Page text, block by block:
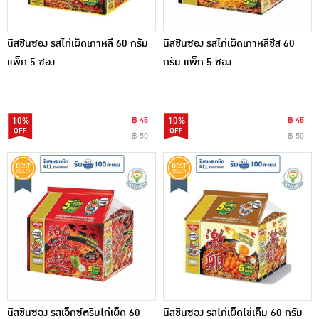
นิสชินซอง รสไก่เผ็ดเกาหลี 60 กรัม
แพ็ก 5 ซอง
10%
฿ 45
฿ 50
นิสชินซอง รสไก่เผ็ดเกาหลีชีส 60
กรัม แพ็ก 5 ซอง
10%
฿ 45
฿ 50
นิสชินซอง รสเอ็กซ์ตรีมไก่เผ็ด 60
นิสชินซอง รสไก่เผ็ดไข่เค็ม 60 กรัม